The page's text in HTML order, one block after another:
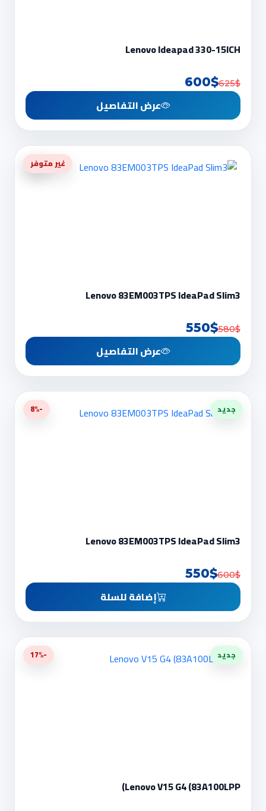
Lenovo Ideapad 330-15ICH
625$
600$
عرض التفاصيل
-5%
غير متوفر
Lenovo 83EM003TPS IdeaPad Slim3
580$
550$
عرض التفاصيل
جديد -8%
Lenovo 83EM003TPS IdeaPad Slim3
600$
550$
إضافة للسلة
جديد -17%
Lenovo V15 G4 (83A100LPP)